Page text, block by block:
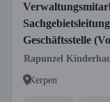
Geschäftsstelle
gesucht
Rapunzel
Kerpen